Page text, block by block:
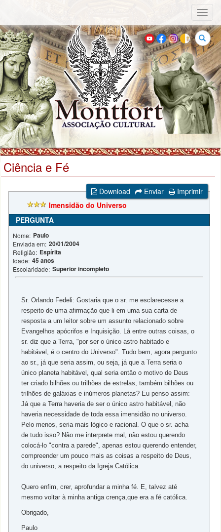
Buscar
Ciência e Fé
Download Enviar
Imprimir
Imensidão do Universo
PERGUNTA
Nome: Paulo
Enviada em: 20/01/2004
Religião: Espírita
Idade: 45 anos
Escolaridade: Superior incompleto
Sr. Orlando Fedeli: Gostaria que o sr. me esclarecesse a
respeito de uma afirmação que li em uma sua carta de
resposta a um leitor sobre um assunto relacionado sobre
Evangelhos apócrifos e Inquisição. Lá entre outras coisas, o
sr. diz que a Terra, "por ser o único astro habitado e
habitável, é o centro do Universo". Tudo bem, agora pergunto
ao sr., já que seria assim, ou seja, já que a Terra seria o
único planeta habitável, qual seria então o motivo de Deus
ter criado bilhões ou trilhões de estrelas, também bilhões ou
trilhões de galáxias e inúmeros planetas? Eu penso assim:
Já que a Terra haveria de ser o único astro habitável, não
haveria necessidade de toda essa imensidão no universo.
Pelo menos, seria mais lógico e racional. O que o sr. acha
de tudo isso? Não me interprete mal, não estou querendo
colocá-lo "contra a parede", apenas estou querendo entender,
compreender um pouco mais as coisas a respeito de Deus,
do universo, a respeito da Igreja Católica.
Quero enfim, crer, aprofundar a minha fé. E, talvez até
mesmo voltar à minha antiga crença,que era a fé católica.
Obrigado,
Paulo